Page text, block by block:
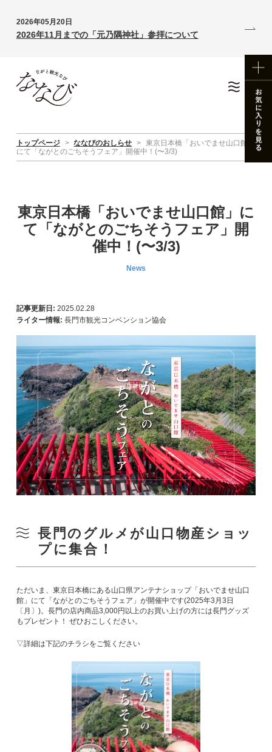
2026年05月20日
2026年11月までの「元乃隅神社」参拝について
トップページ > ななびのおしらせ > 東京日本橋「おいでませ山口館」
にて「ながとのごちそうフェア」開催中！(〜3/3)
東京日本橋「おいでませ山口館」に
て「ながとのごちそうフェア」開
催中！(〜3/3)
News
記事更新日: 2025.02.28
ライター情報: 長門市観光コンベンション協会
長門のグルメが山口物産ショッ
プに集合！
ただいま、東京日本橋にある山口県アンテナショップ「おいでませ山口
館」にて「ながとのごちそうフェア」が開催中です(2025年3月3日
〔月〕)。長門の店内商品3,000円以上のお買い上げの方には長門グッズ
もプレゼント！ ぜひおこしください。
▽詳細は下記のチラシをご覧ください